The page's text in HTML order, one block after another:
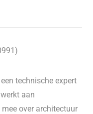
technische expert
aan
over architectuur